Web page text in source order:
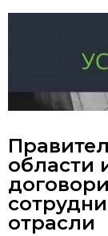
области
отрасли